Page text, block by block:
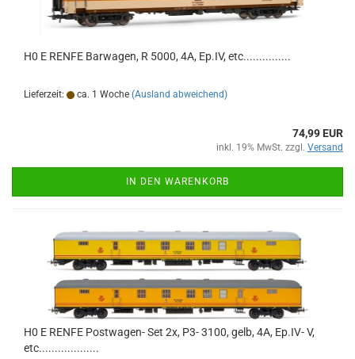
H0 E RENFE Barwagen, R 5000, 4A, Ep.IV, etc...............
Lieferzeit: ca. 1 Woche (Ausland abweichend)
74,99 EUR
inkl. 19% MwSt. zzgl. Versand
IN DEN WARENKORB
H0 E RENFE Postwagen- Set 2x, P3- 3100, gelb, 4A, Ep.IV- V,
etc...................